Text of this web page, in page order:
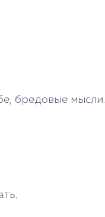
бредовые мысли.